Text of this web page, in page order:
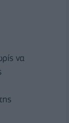
να